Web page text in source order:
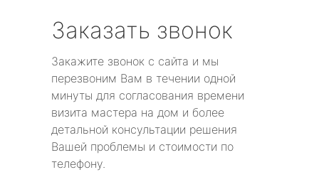
Заказать звонок
Закажите звонок с сайта и мы
перезвоним Вам в течении одной
минуты для согласования времени
визита мастера на дом и более
детальной консультации решения
Вашей проблемы и стоимости по
телефону.